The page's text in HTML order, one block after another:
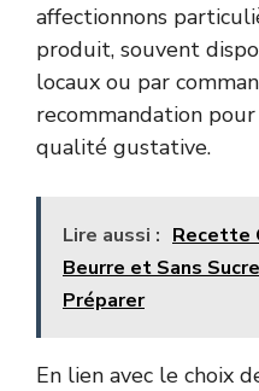
affectionnons
produit, souvent
locaux ou par
recommandation
qualité gustative.
Lire aussi : Recette
Beurre et Sans
Préparer
En lien avec le choix